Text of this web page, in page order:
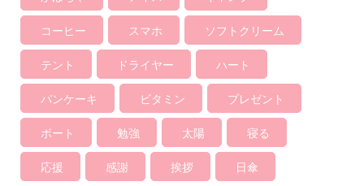
コーヒー スマホ ソフトクリーム
テント ドライヤー ハート
パンケーキ ビタミン プレゼント
ボート 勉強 太陽 寝る
応援 感謝 挨拶 日傘